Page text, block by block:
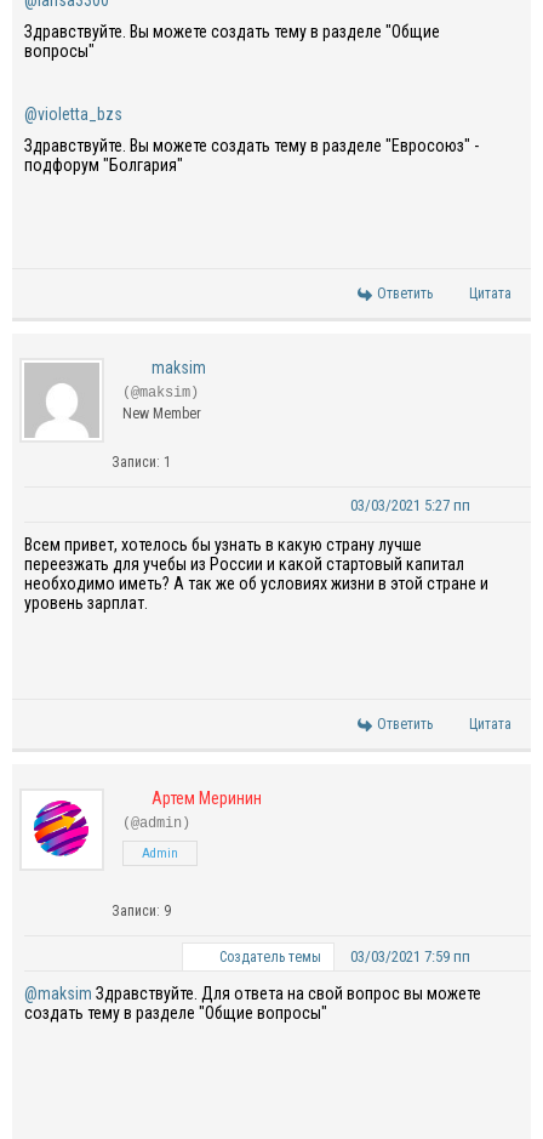
Здравствуйте. Вы можете создать тему в разделе "Общие
вопросы"
@violetta_bzs
Здравствуйте. Вы можете создать тему в разделе "Евросоюз" -
подфорум "Болгария"
Ответить Цитата
maksim
(@maksim)
New Member
Записи: 1
03/03/2021 5:27 пп
Всем привет, хотелось бы узнать в какую страну лучше
переезжать для учебы из России и какой стартовый капитал
необходимо иметь? А так же об условиях жизни в этой стране и
уровень зарплат.
Ответить Цитата
Артем Меринин
(@admin)
Admin
Записи: 9
Создатель темы 03/03/2021 7:59 пп
@maksim Здравствуйте. Для ответа на свой вопрос вы можете
создать тему в разделе "Общие вопросы"